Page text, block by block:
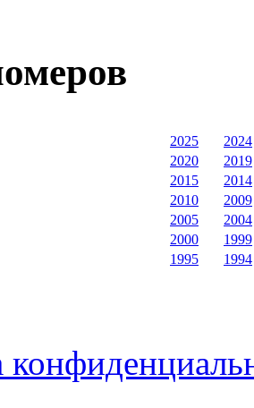
2025
2024
2020
2019
2015
2014
2010
2009
2005
2004
2000
1999
1995
1994